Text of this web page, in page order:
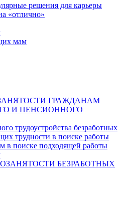
решения для карьеры
«отлично»
мам
ГРАЖДАНАМ
И ПЕНСИОННОГО
трудоустройства безработных
трудности в поиске работы
в поиске подходящей работы
БЕЗРАБОТНЫХ